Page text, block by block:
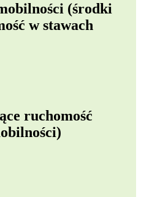
(środki
w stawach
ruchomość